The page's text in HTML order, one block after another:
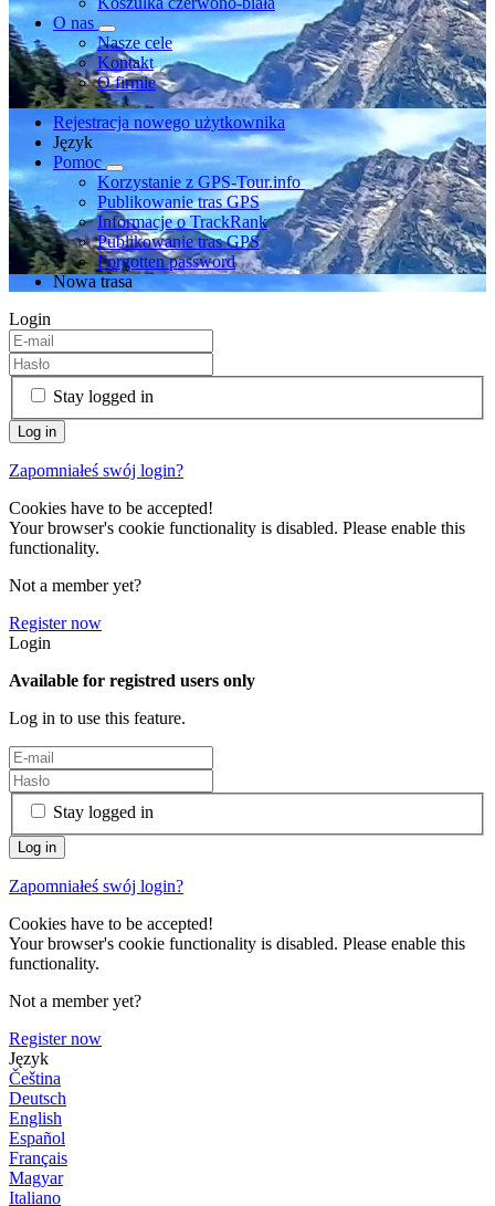
O nas
Nasze cele
Kontakt
O firmie
Rejestracja nowego użytkownika
Język
Pomoc
Korzystanie z GPS-Tour.info
Publikowanie tras GPS
Informacje o TrackRank
Publikowanie tras GPS
Forgotten password
Nowa trasa
Login
Stay logged in
Zapomniałeś swój login?
Cookies have to be accepted!
Your browser's cookie functionality is disabled. Please enable this
functionality.
Not a member yet?
Register now
Login
Available for registred users only
Log in to use this feature.
Stay logged in
Zapomniałeś swój login?
Cookies have to be accepted!
Your browser's cookie functionality is disabled. Please enable this
functionality.
Not a member yet?
Register now
Język
Čeština
Deutsch
English
Español
Français
Magyar
Italiano